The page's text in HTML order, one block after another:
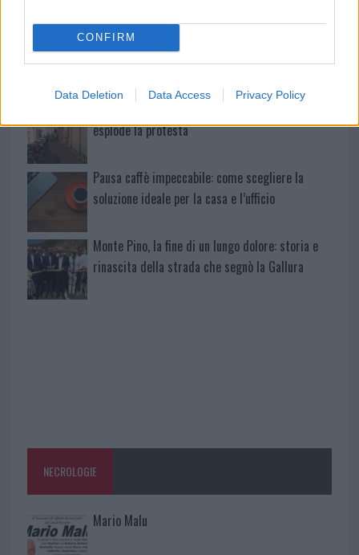
CONFIRM
Data Deletion Data Access Privacy Policy
Calangianus, dopo le polemiche il centro
accoglienza minori chiude
esplode la protesta
Pausa caffè impeccabile: come scegliere la
soluzione ideale per la casa e l’ufficio
Monte Pino, la fine di un lungo dolore: storia e
rinascita della strada che segnò la Gallura
NECROLOGIE
Mario Malu